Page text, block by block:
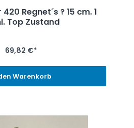
Regnet´s ? 15 cm. 1
Top Zustand
69,82 €*
Warenkorb